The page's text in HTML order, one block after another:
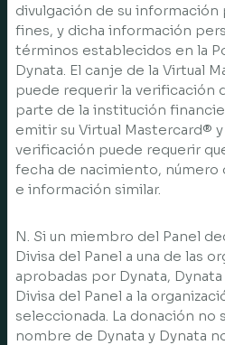
divulgación de su información
fines, y dicha información
términos establecidos en la
Dynata. El canje de la Virtual
puede requerir la verificación
parte de la institución
emitir su Virtual Mastercard® y
verificación puede requerir
fecha de nacimiento,
e información similar.
N. Si un miembro del Panel
Divisa del Panel a una de las
aprobadas por Dynata,
Divisa del Panel a la
seleccionada. La donación no
nombre de Dynata y Dynata